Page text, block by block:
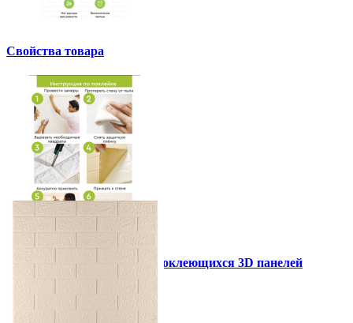
Свойства товара
Инструкция установки самоклеющихся 3D панелей
Другие так же купили